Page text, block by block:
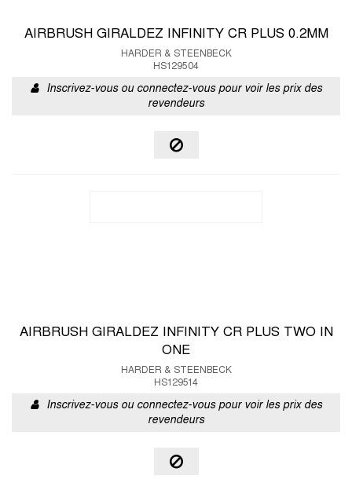
AIRBRUSH GIRALDEZ INFINITY CR PLUS 0.2MM
HARDER & STEENBECK
HS129504
Inscrivez-vous ou connectez-vous pour voir les prix des
revendeurs
AIRBRUSH GIRALDEZ INFINITY CR PLUS TWO IN
ONE
HARDER & STEENBECK
HS129514
Inscrivez-vous ou connectez-vous pour voir les prix des
revendeurs